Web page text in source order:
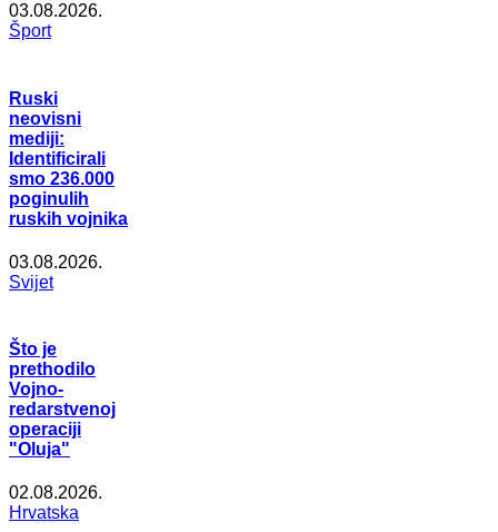
03.08.2026.
Šport
Ruski
neovisni
mediji:
Identificirali
smo 236.000
poginulih
ruskih vojnika
03.08.2026.
Svijet
Što je
prethodilo
Vojno-
redarstvenoj
operaciji
"Oluja"
02.08.2026.
Hrvatska